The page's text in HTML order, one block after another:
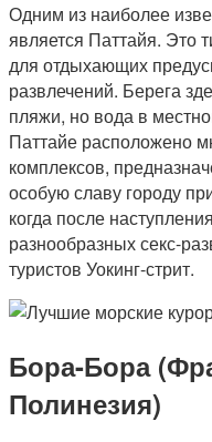
Одним из наиболее
является Паттайя. Это
для отдыхающих
развлечений. Берега
пляжи, но вода в
Паттайе расположено
комплексов,
особую славу городу
когда после
разнообразных секс-
туристов Уокинг-стрит.
Бора-Бора
Полинезия)